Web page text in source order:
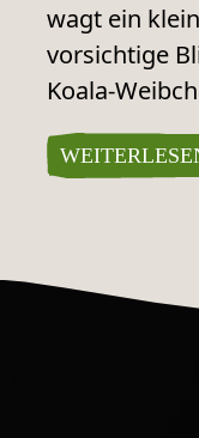
wagt ein
vorsichtige
Koala-